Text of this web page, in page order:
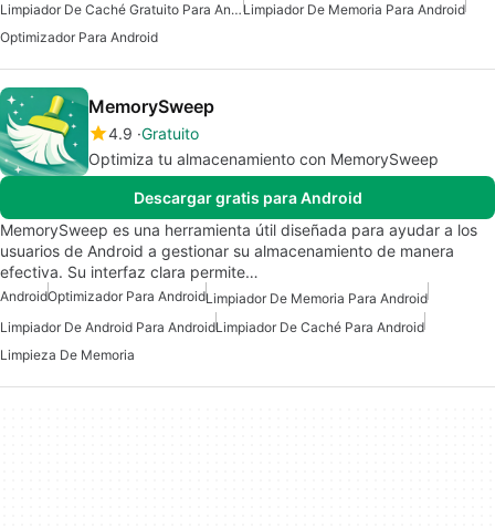
Limpiador De Caché Gratuito Para AndroidLimpiador De Memoria Para Android
Optimizador Para Android
MemorySweep
4.9 Gratuito
Optimiza tu almacenamiento con MemorySweep
Descargar gratis para Android
MemorySweep es una herramienta útil diseñada para ayudar a los
usuarios de Android a gestionar su almacenamiento de manera
efectiva. Su interfaz clara permite…
AndroidOptimizador Para AndroidLimpiador De Memoria Para Android
Limpiador De Android Para AndroidLimpiador De Caché Para Android
Limpieza De Memoria